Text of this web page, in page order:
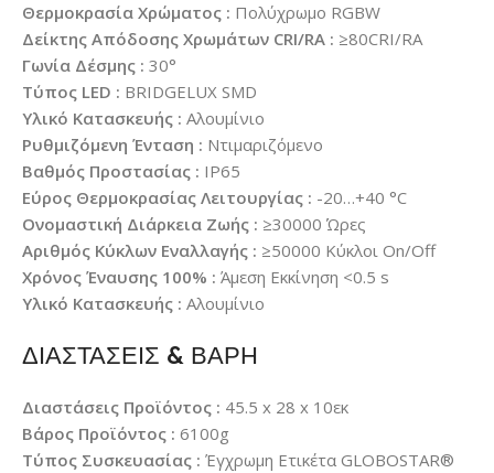
Θερμοκρασία Χρώματος : Πολύχρωμο RGBW
Δείκτης Απόδοσης Χρωμάτων CRI/RA : ≥80CRI/RA
Γωνία Δέσμης : 30°
Τύπος LED : BRIDGELUX SMD
Υλικό Κατασκευής : Αλουμίνιο
Ρυθμιζόμενη Ένταση : Ντιμαριζόμενο
Βαθμός Προστασίας : IP65
Εύρος Θερμοκρασίας Λειτουργίας : -20…+40 °C
Ονομαστική Διάρκεια Ζωής : ≥30000 Ώρες
Αριθμός Κύκλων Εναλλαγής : ≥50000 Κύκλοι On/Off
Χρόνος Έναυσης 100% : Άμεση Εκκίνηση <0.5 s
Υλικό Κατασκευής : Αλουμίνιο
ΔΙΑΣΤΑΣΕΙΣ & ΒΑΡΗ
Διαστάσεις Προϊόντος : 45.5 x 28 x 10εκ
Βάρος Προϊόντος : 6100g
Τύπος Συσκευασίας : Έγχρωμη Ετικέτα GLOBOSTAR®